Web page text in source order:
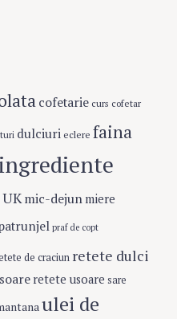
cofetarie curs cofetar
dulciuri eclere faina
mic-dejun miere
praf de copt
de craciun retete dulci
retete usoare sare
ulei de